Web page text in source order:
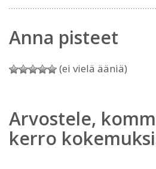
Anna pisteet
(ei vielä ääniä)
Arvostele,
kerro